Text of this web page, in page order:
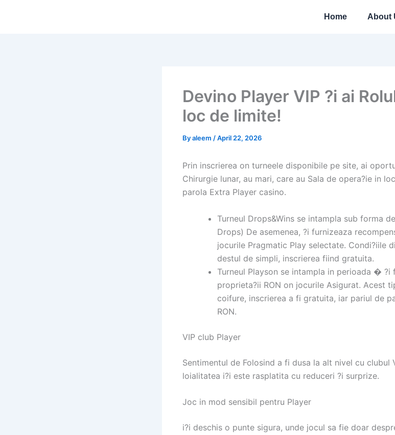
Home About
Devino Player VIP ?i ai
loc de limite!
Byaleem /April 22, 2026
Prin inscrierea on turneele disponibile pe site, ai
Chirurgie lunar, au mari, care au Sala de opera?ie in
parola Extra Player casino.
Turneul Drops&Wins se intampla sub forma
Drops) De asemenea, ?i furnizeaza
jocurile Pragmatic Play selectate. Condi?iile
destul de simpli, inscrierea fiind gratuita.
Turneul Playson se intampla in perioada � ?i
proprieta?ii RON on jocurile Asigurat. Acest
coifure, inscrierea a fi gratuita, iar pariul de
RON.
VIP club Player
Sentimentul de Folosind a fi dusa la alt nivel cu clubul
loialitatea i?i este rasplatita cu reduceri ?i surprize.
Joc in mod sensibil pentru Player
i?i deschis o punte sigura, unde jocul sa fie doar